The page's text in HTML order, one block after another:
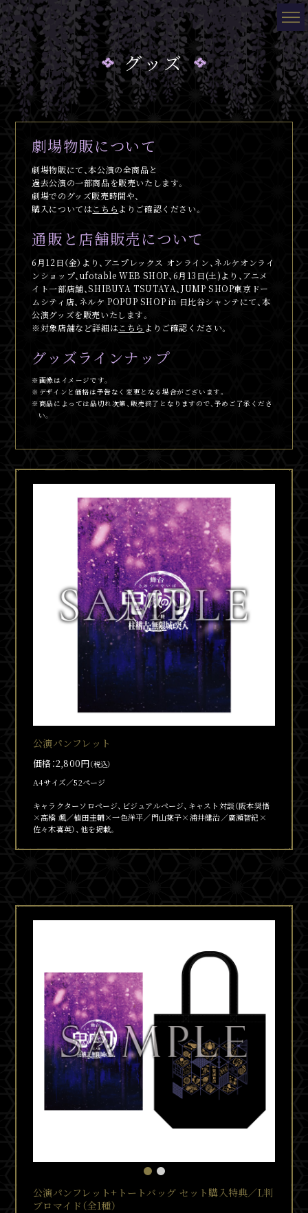
グッズ
劇場物販について
劇場物販にて、本公演の全商品と
過去公演の一部商品を販売いたします。
劇場でのグッズ販売時間や、
購入についてはこちら よりご確認ください。
通販と店舗販売について
6月12日（金）より、アニプレックス オンライン、ネルケオンライ
ンショップ、ufotable WEB SHOP、6月13日(土)より、アニメ
イト一部店舗、SHIBUYA TSUTAYA、JUMP SHOP東京ドー
ムシティ店、ネルケ POPUP SHOP in 日比谷シャンテにて、本
公演グッズを販売いたします。
※対象店舗など詳細はこちら よりご確認ください。
グッズラインナップ
※画像はイメージです。
※デザインと価格は予告なく変更となる場合がございます。
※商品によっては品切れ次第、販売終了となりますので、予めご了承くださ
い。
公演パンフレット
価格：2,800円（税込）
A4サイズ／52ページ
キャラクターソロページ、ビジュアルページ、キャスト対談（阪本奨悟
×髙橋 颯／植田圭輔×一色洋平／門山葉子×浦井健治／廣瀬智紀×
佐々木喜英）、他を掲載。
公演パンフレット+トートバッグ セット購入特典／L判
ブロマイド（全1種）